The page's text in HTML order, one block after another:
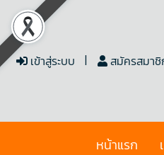
เข้าสู่ระบบ สมัครสมาชิ
หน้าแรก